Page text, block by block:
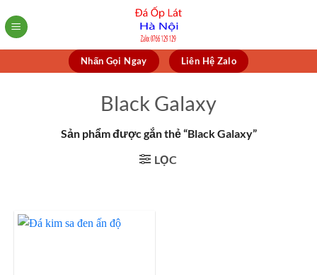
to
Nhấn Gọi Ngay Liên Hệ Zalo
Black Galaxy
Sản phẩm được gắn thẻ “Black Galaxy”
LỌC